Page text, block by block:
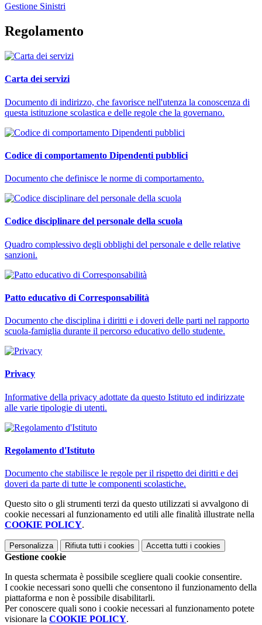
Gestione Sinistri
Regolamento
Carta dei servizi
Documento di indirizzo, che favorisce nell'utenza la conoscenza di
questa istituzione scolastica e delle regole che la governano.
Codice di comportamento Dipendenti pubblici
Documento che definisce le norme di comportamento.
Codice disciplinare del personale della scuola
Quadro complessivo degli obblighi del personale e delle relative
sanzioni.
Patto educativo di Corresponsabilità
Documento che disciplina i diritti e i doveri delle parti nel rapporto
scuola-famiglia durante il percorso educativo dello studente.
Privacy
Informative della privacy adottate da questo Istituto ed indirizzate
alle varie tipologie di utenti.
Regolamento d'Istituto
Documento che stabilisce le regole per il rispetto dei diritti e dei
doveri da parte di tutte le componenti scolastiche.
Questo sito o gli strumenti terzi da questo utilizzati si avvalgono di
cookie necessari al funzionamento ed utili alle finalità illustrate nella
COOKIE POLICY.
Personalizza Rifiuta tutti i cookies Accetta tutti i cookies
Gestione cookie
In questa schermata è possibile scegliere quali cookie consentire.
I cookie necessari sono quelli che consentono il funzionamento della
piattaforma e non è possibile disabilitarli.
Per conoscere quali sono i cookie necessari al funzionamento potete
visionare la COOKIE POLICY.